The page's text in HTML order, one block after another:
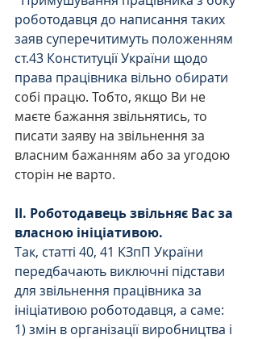
роботодавця до написання таких
заяв суперечитимуть положенням
ст.43 Конституції України щодо
права працівника вільно обирати
собі працю. Тобто, якщо Ви не
маєте бажання звільнятись, то
писати заяву на звільнення за
власним бажанням або за угодою
сторін не варто.
ІІ. Роботодавець звільняє Вас за
власною ініціативою.
Так, статті 40, 41 КЗпП України
передбачають виключні підстави
для звільнення працівника за
ініціативою роботодавця, а саме:
1) змін в організації виробництва і